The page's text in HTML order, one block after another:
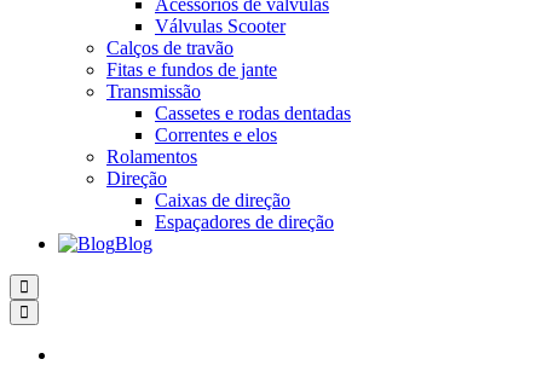
Acessórios de válvulas
Válvulas Scooter
Calços de travão
Fitas e fundos de jante
Transmissão
Cassetes e rodas dentadas
Correntes e elos
Rolamentos
Direção
Caixas de direção
Espaçadores de direção
Blog